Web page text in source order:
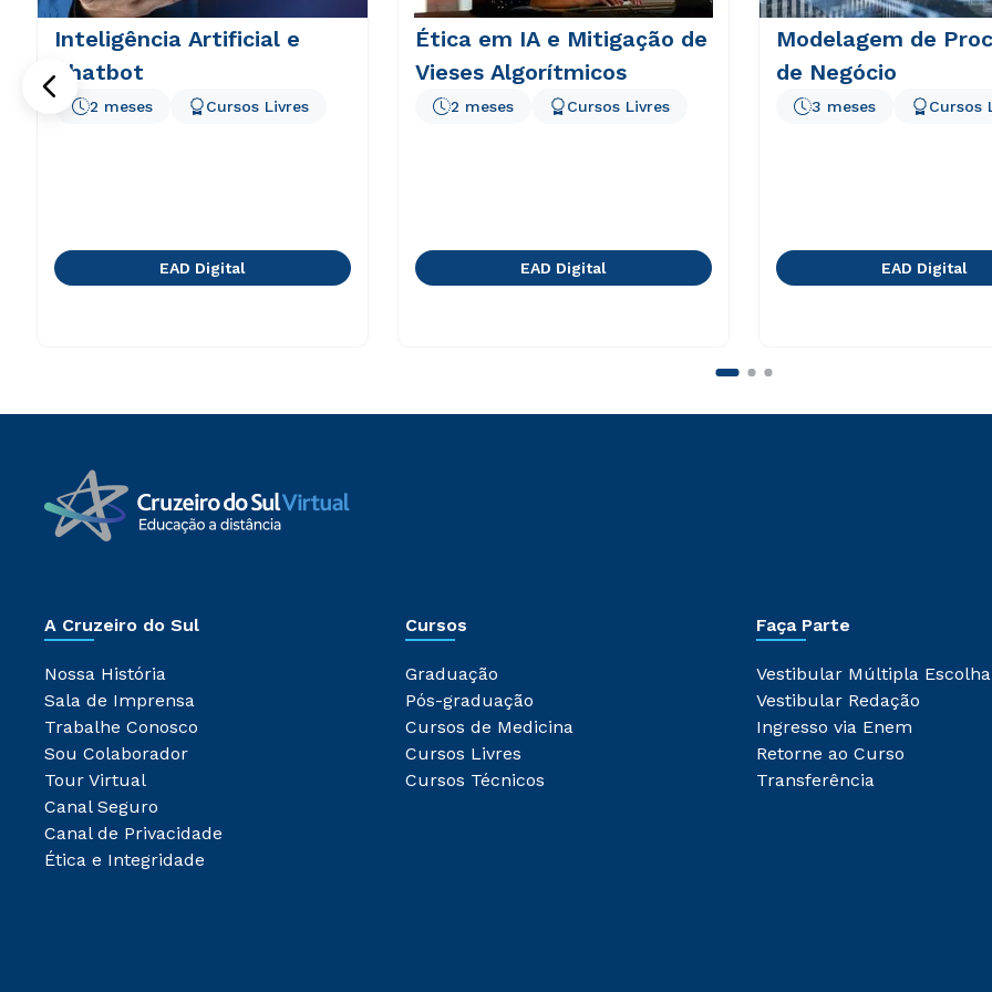
Inteligência Artificial e
Chatbot
2 meses Cursos Livres
EAD Digital
Ética em IA e Mitigação de
Vieses Algorítmicos
2 meses Cursos Livres
EAD Digital
Modelagem de
de Negócio
3 meses Cursos
EAD Digital
A Cruzeiro do Sul
Nossa História
Sala de Imprensa
Trabalhe Conosco
Sou Colaborador
Tour Virtual
Canal Seguro
Canal de Privacidade
Ética e Integridade
Cursos
Graduação
Pós-graduação
Cursos de Medicina
Cursos Livres
Cursos Técnicos
Faça Parte
Vestibular Múltipla Escolha
Vestibular Redação
Ingresso via Enem
Retorne ao Curso
Transferência